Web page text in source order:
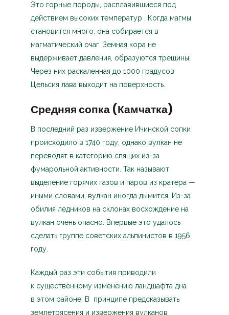
Это горные породы, расплавившиеся под
действием высоких температур . Когда магмы
становится много, она собирается в
магматический очаг. Земная кора не
выдерживает давления, образуются трещины.
Через них раскаленная до 1000 градусов
Цельсия лава выходит на поверхность.
Средняя сопка (Камчатка)
В последний раз извержение Ичинской сопки
происходило в 1740 году, однако вулкан не
переводят в категорию спящих из-за
фумарольной активности. Так называют
выделение горячих газов и паров из кратера —
иными словами, вулкан иногда дымится. Из-за
обилия ледников на склонах восхождение на
вулкан очень опасно. Впервые это удалось
сделать группе советских альпинистов в 1956
году.
Каждый раз эти события приводили
к существенному изменению ландшафта дна
в этом районе. В принципе предсказывать
землетрясения и извержения вулканов